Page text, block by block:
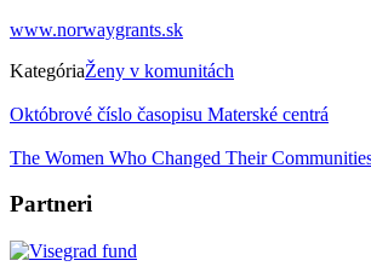
www.norwaygrants.sk
KategóriaŽeny v komunitách
Októbrové číslo časopisu Materské centrá
The Women Who Changed Their
Partneri